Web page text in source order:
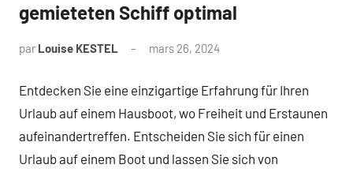
gemieteten Schiff optimal
par Louise KESTEL mars 26, 2024
Entdecken Sie eine einzigartige Erfahrung für Ihren
Urlaub auf einem Hausboot, wo Freiheit und Erstaunen
aufeinandertreffen. Entscheiden Sie sich für einen
Urlaub auf einem Boot und lassen Sie sich von